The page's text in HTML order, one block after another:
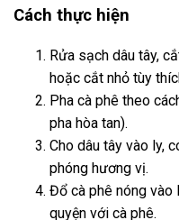
Cách thực hiện
Rửa sạch dâu tây,
hoặc cắt nhỏ tùy
Pha cà phê theo
pha hòa tan).
Cho dâu tây vào ly,
phóng hương vị.
Đổ cà phê nóng vào
quyện với cà phê.